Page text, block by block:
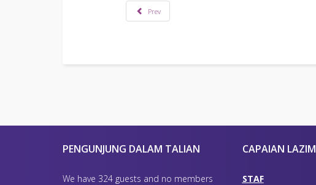
Prev
PENGUNJUNG DALAM TALIAN
We have 324 guests and no members
CAPAIAN LAZIM
STAF